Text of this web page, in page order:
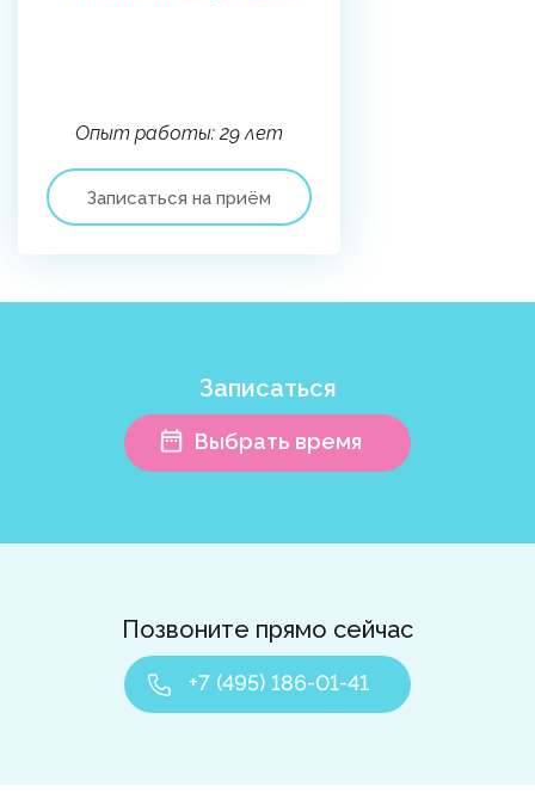
Опыт работы: 29 лет
Записаться на приём
Позвоните прямо сейчас
+7 (495) 186-01-41
Записаться
Выбрать время